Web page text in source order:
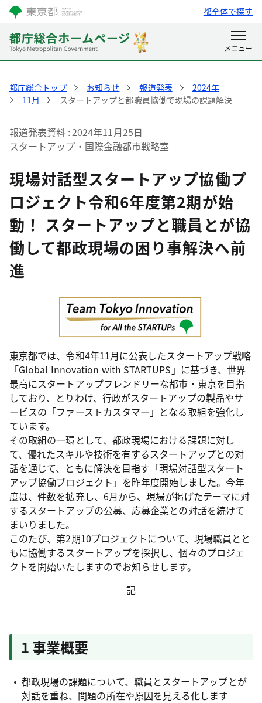
都全体で探す
都庁総合トップ お知らせ 報道発表
2024年
11月
スタートアップと都職員協働で現場の課題解決
報道発表資料 2024年11月25日
スタートアップ・国際金融都市戦略室
現場対話型スタートアップ協働プ
ロジェクト令和6年度第2期が始
動！ スタートアップと職員とが協
働して都政現場の困り事解決へ前
進
東京都では、令和4年11月に公表したスタートアップ戦略
「Global Innovation with STARTUPS」に基づき、世界
最高にスタートアップフレンドリーな都市・東京を目指
しており、とりわけ、行政がスタートアップの製品やサ
ービスの「ファーストカスタマー」となる取組を強化し
ています。
その取組の一環として、都政現場における課題に対し
て、優れたスキルや技術を有するスタートアップとの対
話を通じて、ともに解決を目指す「現場対話型スタート
アップ協働プロジェクト」を昨年度開始しました。今年
度は、件数を拡充し、6月から、現場が掲げたテーマに対
するスタートアップの公募、応募企業との対話を続けて
まいりました。
このたび、第2期10プロジェクトについて、現場職員とと
もに協働するスタートアップを採択し、個々のプロジェ
クトを開始いたしますのでお知らせします。
記
1 事業概要
都政現場の課題について、職員とスタートアップとが
対話を重ね、問題の所在や原因を見える化します